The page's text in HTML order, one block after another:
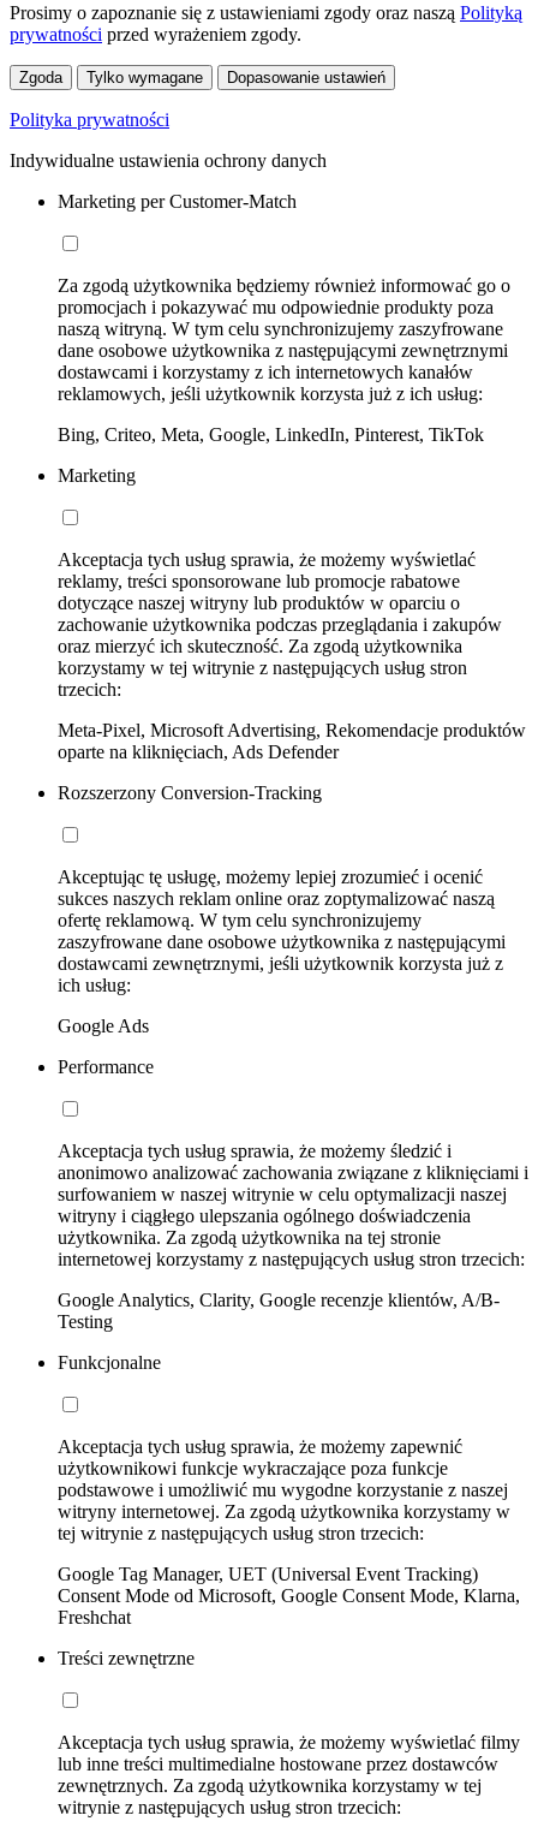
Prosimy o zapoznanie się z ustawieniami zgody oraz naszą Polityką
prywatności przed wyrażeniem zgody.
Zgoda Tylko wymagane Dopasowanie ustawień
Polityka prywatności
Indywidualne ustawienia ochrony danych
Marketing per Customer-Match
Za zgodą użytkownika będziemy również informować go o
promocjach i pokazywać mu odpowiednie produkty poza
naszą witryną. W tym celu synchronizujemy zaszyfrowane
dane osobowe użytkownika z następującymi zewnętrznymi
dostawcami i korzystamy z ich internetowych kanałów
reklamowych, jeśli użytkownik korzysta już z ich usług:
Bing, Criteo, Meta, Google, LinkedIn, Pinterest, TikTok
Marketing
Akceptacja tych usług sprawia, że możemy wyświetlać
reklamy, treści sponsorowane lub promocje rabatowe
dotyczące naszej witryny lub produktów w oparciu o
zachowanie użytkownika podczas przeglądania i zakupów
oraz mierzyć ich skuteczność. Za zgodą użytkownika
korzystamy w tej witrynie z następujących usług stron
trzecich:
Meta-Pixel, Microsoft Advertising, Rekomendacje produktów
oparte na kliknięciach, Ads Defender
Rozszerzony Conversion-Tracking
Akceptując tę usługę, możemy lepiej zrozumieć i ocenić
sukces naszych reklam online oraz zoptymalizować naszą
ofertę reklamową. W tym celu synchronizujemy
zaszyfrowane dane osobowe użytkownika z następującymi
dostawcami zewnętrznymi, jeśli użytkownik korzysta już z
ich usług:
Google Ads
Performance
Akceptacja tych usług sprawia, że możemy śledzić i
anonimowo analizować zachowania związane z kliknięciami i
surfowaniem w naszej witrynie w celu optymalizacji naszej
witryny i ciągłego ulepszania ogólnego doświadczenia
użytkownika. Za zgodą użytkownika na tej stronie
internetowej korzystamy z następujących usług stron trzecich:
Google Analytics, Clarity, Google recenzje klientów, A/B-
Testing
Funkcjonalne
Akceptacja tych usług sprawia, że możemy zapewnić
użytkownikowi funkcje wykraczające poza funkcje
podstawowe i umożliwić mu wygodne korzystanie z naszej
witryny internetowej. Za zgodą użytkownika korzystamy w
tej witrynie z następujących usług stron trzecich:
Google Tag Manager, UET (Universal Event Tracking)
Consent Mode od Microsoft, Google Consent Mode, Klarna,
Freshchat
Treści zewnętrzne
Akceptacja tych usług sprawia, że możemy wyświetlać filmy
lub inne treści multimedialne hostowane przez dostawców
zewnętrznych. Za zgodą użytkownika korzystamy w tej
witrynie z następujących usług stron trzecich: